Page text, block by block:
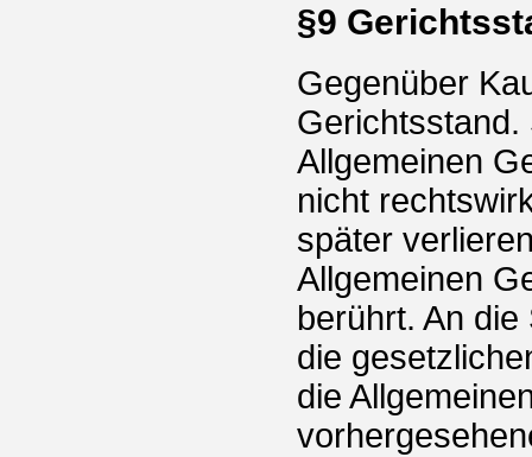
§9
Gegenüber
Gerichtsstand.
Allgemeinen
nicht
später
Allgemeinen
berührt. An
die
die